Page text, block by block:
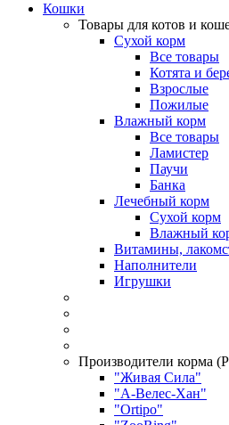
Кошки
Товары для котов и
Сухой корм
Все товары
Котята и
Взрослые
Пожилые
Влажный корм
Все товары
Ламистер
Паучи
Банка
Лечебный корм
Сухой корм
Влажный
Витамины,
Наполнители
Игрушки
Производители корма
"Живая Сила"
"А-Велес-Хан"
"Ortipo"